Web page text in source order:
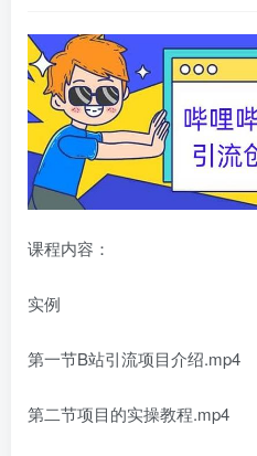
课程内容：
实例
第一节B站引流项目介绍.mp4
第二节项目的实操教程.mp4